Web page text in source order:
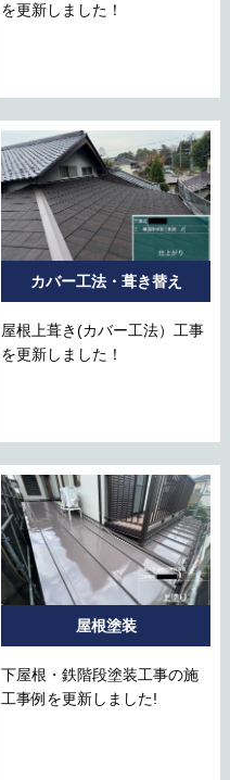
を更新しました！
カバー工法・葺き替え
屋根上葺き(カバー工法）工事
を更新しました！
屋根塗装
下屋根・鉄階段塗装工事の施
工事例を更新しました!